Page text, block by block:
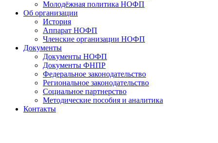
Молодёжная политика НОФП
Об организации
История
Аппарат НОФП
Членские организации НОФП
Документы
Документы НОФП
Документы ФНПР
Федеральное законодательство
Региональное законодательство
Социальное партнерство
Методические пособия и аналитика
Контакты